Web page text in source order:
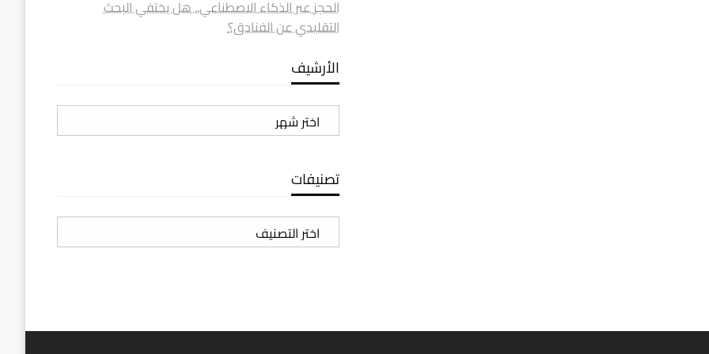
الحجز عبر الذكاء الاصطناعي.. هل يختفي البحث
التقليدي عن الفنادق؟
الأرشيف
الأرشيف
تصنيفات
تصنيفات